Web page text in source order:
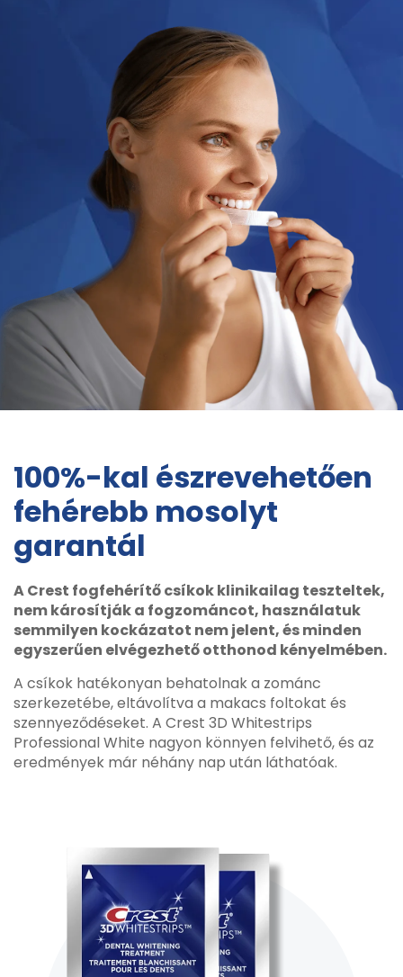
100%-kal észrevehetően
fehérebb mosolyt
garantál
A Crest fogfehérítő csíkok klinikailag teszteltek,
nem károsítják a fogzománcot, használatuk
semmilyen kockázatot nem jelent, és minden
egyszerűen elvégezhető otthonod kényelmében.
A csíkok hatékonyan behatolnak a zománc
szerkezetébe, eltávolítva a makacs foltokat és
szennyeződéseket. A Crest 3D Whitestrips
Professional White nagyon könnyen felvihető, és az
eredmények már néhány nap után láthatóak.